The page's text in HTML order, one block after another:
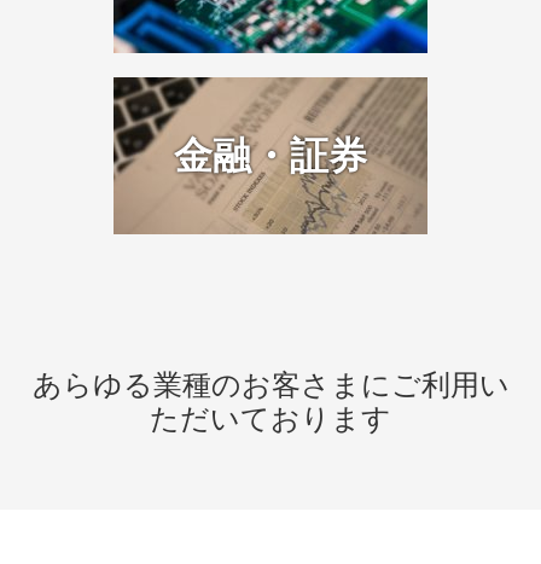
金融・証券
あらゆる業種のお客さまにご利用い
ただいております